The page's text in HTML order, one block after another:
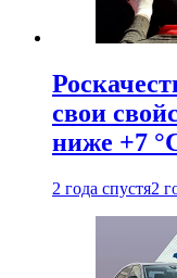
свои
ниже +7
2 года спустя2